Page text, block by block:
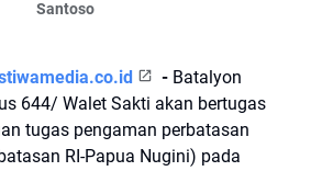
Santoso
- Batalyon
644/ Walet Sakti akan bertugas
tugas pengaman perbatasan
RI-Papua Nugini) pada